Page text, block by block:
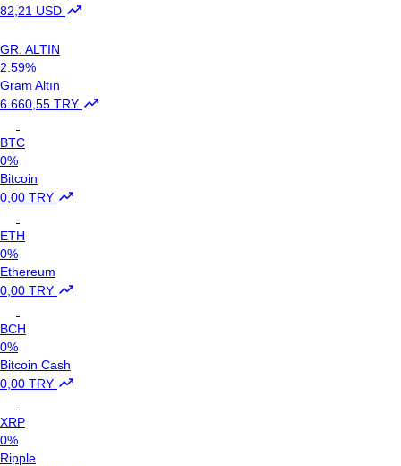
82,21 USD
GR. ALTIN
2.59%
Gram Altın
6.660,55 TRY
BTC
0%
Bitcoin
0,00 TRY
ETH
0%
Ethereum
0,00 TRY
BCH
0%
Bitcoin Cash
0,00 TRY
XRP
0%
Ripple